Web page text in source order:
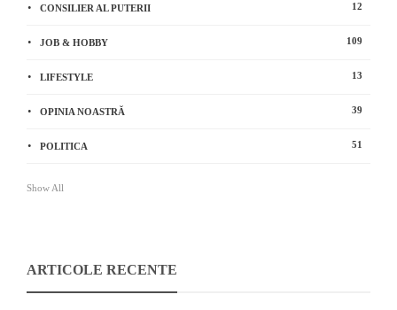
CONSILIER AL PUTERII 12
JOB & HOBBY 109
LIFESTYLE 13
OPINIA NOASTRĂ 39
POLITICA 51
Show All
ARTICOLE RECENTE